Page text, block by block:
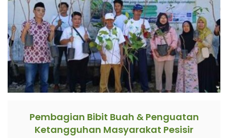
Pembagian Bibit Buah & Penguatan
Ketangguhan Masyarakat Pesisir